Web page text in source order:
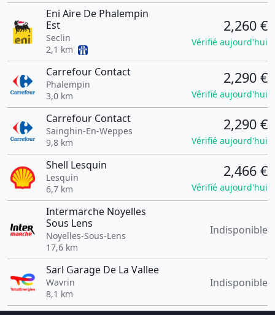
Eni Aire De Phalempin
Est
Seclin
2,1 km
2,260 €
Vérifié aujourd'hui
Carrefour Contact
Phalempin
3,0 km
2,290 €
Vérifié aujourd'hui
Carrefour Contact
Sainghin-En-Weppes
9,8 km
2,290 €
Vérifié aujourd'hui
Shell Lesquin
Lesquin
6,7 km
2,466 €
Vérifié aujourd'hui
Intermarche Noyelles
Sous Lens
Noyelles-Sous-Lens
17,6 km
Indisponible
Sarl Garage De La Vallee
Wavrin
8,1 km
Indisponible